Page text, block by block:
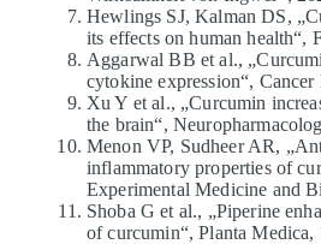
Hewlings SJ, Kalman DS,
its effects on human health“,
Aggarwal BB et al.,
cytokine expression“, Cancer
Xu Y et al., „Curcumin
the brain“,
Menon VP, Sudheer AR,
inflammatory properties of
Experimental Medicine and
Shoba G et al., „Piperine
of curcumin“, Planta Medica,